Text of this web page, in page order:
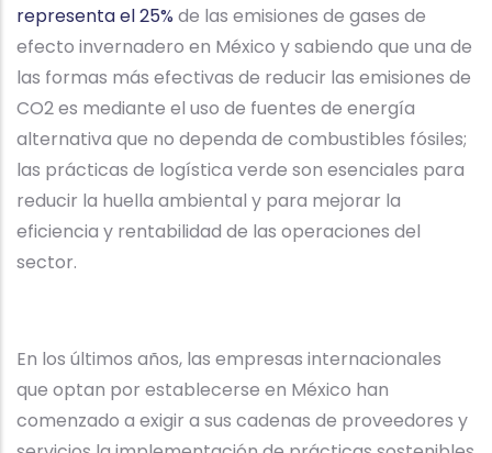
representa el 25% de las emisiones de gases de
efecto invernadero en México y sabiendo que una de
las formas más efectivas de reducir las emisiones de
CO2 es mediante el uso de fuentes de energía
alternativa que no dependa de combustibles fósiles;
las prácticas de logística verde son esenciales para
reducir la huella ambiental y para mejorar la
eficiencia y rentabilidad de las operaciones del
sector.
En los últimos años, las empresas internacionales
que optan por establecerse en México han
comenzado a exigir a sus cadenas de proveedores y